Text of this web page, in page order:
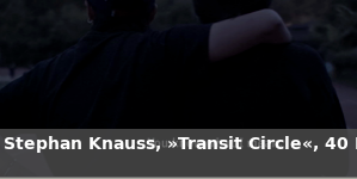
Stephan Knauss, »Transit Circle«, 40